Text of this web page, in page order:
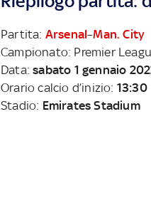
Partita: Arsenal–Man. City
Campionato: Premier
Data:sabato 1 gennaio
Orario calcio d’inizio: 13:30
Stadio: Emirates Stadium